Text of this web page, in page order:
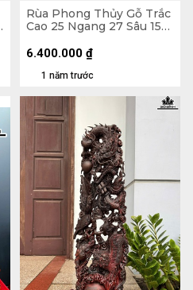
Rùa Phong Thủy Gỗ Trắc
Cao 25 Ngang 27 Sâu 15
1 năm trước
6.400.000 ₫